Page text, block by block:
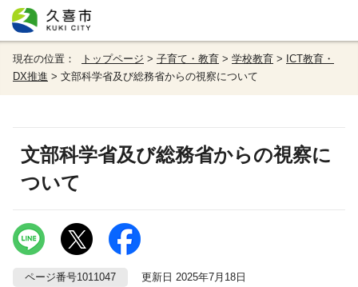
現在の位置： トップページ > 子育て・教育 > 学校教育 >
ICT教育・
DX推進 > 文部科学省及び総務省からの視察について
文部科学省及び総務省からの視察に
ついて
ページ番号1011047 更新日 2025年7月18日